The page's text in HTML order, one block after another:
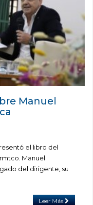
Manuel
el libro del
Manuel
del dirigente, su
Leer Más